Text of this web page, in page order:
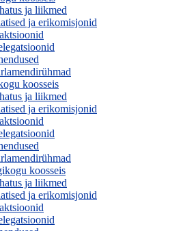
ja liikmed
ja erikomisjonid
koosseis
ja liikmed
ja erikomisjonid
koosseis
ja liikmed
ja erikomisjonid